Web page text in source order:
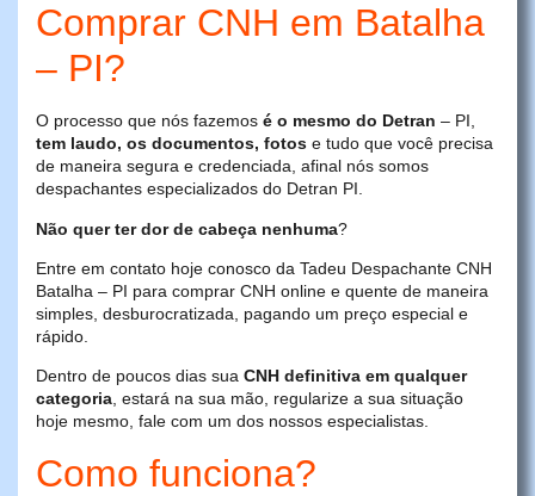
Comprar CNH em Batalha
– PI?
O processo que nós fazemos é o mesmo do Detran – PI,
tem laudo, os documentos, fotos e tudo que você precisa
de maneira segura e credenciada, afinal nós somos
despachantes especializados do Detran PI.
Não quer ter dor de cabeça nenhuma?
Entre em contato hoje conosco da Tadeu Despachante CNH
Batalha – PI para comprar CNH online e quente de maneira
simples, desburocratizada, pagando um preço especial e
rápido.
Dentro de poucos dias sua CNH definitiva em qualquer
categoria, estará na sua mão, regularize a sua situação
hoje mesmo, fale com um dos nossos especialistas.
Como funciona?